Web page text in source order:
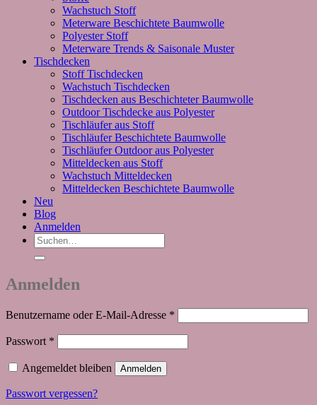
Wachstuch Stoff
Meterware Beschichtete Baumwolle
Polyester Stoff
Meterware Trends & Saisonale Muster
Tischdecken
Stoff Tischdecken
Wachstuch Tischdecken
Tischdecken aus Beschichteter Baumwolle
Outdoor Tischdecke aus Polyester
Tischläufer aus Stoff
Tischläufer Beschichtete Baumwolle
Tischläufer Outdoor aus Polyester
Mitteldecken aus Stoff
Wachstuch Mitteldecken
Mitteldecken Beschichtete Baumwolle
Neu
Blog
Anmelden
Suchen
nach:
Anmelden
Benutzername oder E-Mail-Adresse *
Passwort *
Angemeldet bleiben Anmelden
Passwort vergessen?